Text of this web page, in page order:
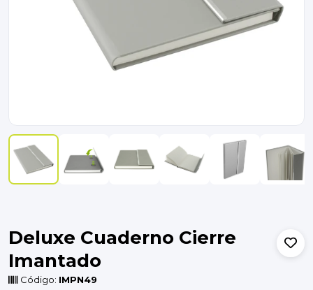
Deluxe Cuaderno Cierre
Imantado
Código: IMPN49